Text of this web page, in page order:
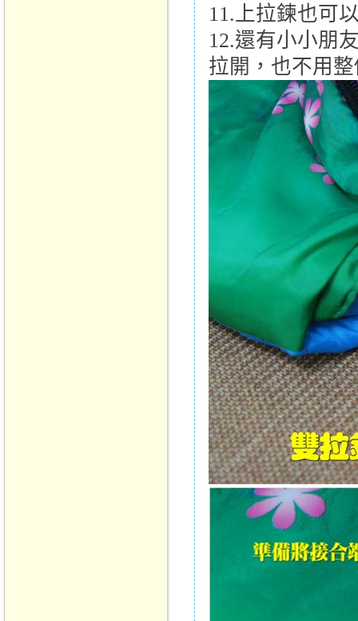
11.上拉鍊也可
12.還有小小朋
拉開，也不用